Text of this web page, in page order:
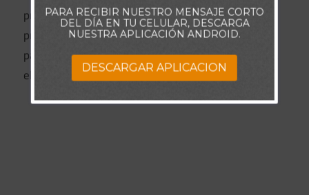
presencia de Dios a tu lado cuando lleguen los
problemas, lo que tiene un valor inconmensurable
para tu espíritu y puede significar la eternidad para
el de otra persona.
PARA RECIBIR NUESTRO MENSAJE CORTO
DEL DÍA EN TU CELULAR, DESCARGA
NUESTRA APLICACIÓN ANDROID.
DESCARGAR APLICACION